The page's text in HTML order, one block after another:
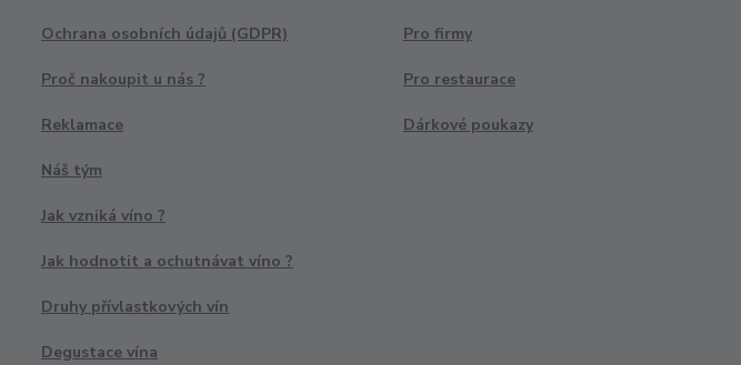
Ochrana osobních údajů (GDPR)
Proč nakoupit u nás ?
Reklamace
Náš tým
Jak vzniká víno ?
Jak hodnotit a ochutnávat víno ?
Druhy přívlastkových vín
Degustace vína
Pro firmy
Pro restaurace
Dárkové poukazy